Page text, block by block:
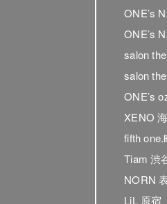
ONE’s
ONE’s
salon
salon
ONE’s
XENO
fifth one.
Tiam 渋
NORN
LiL 原宿